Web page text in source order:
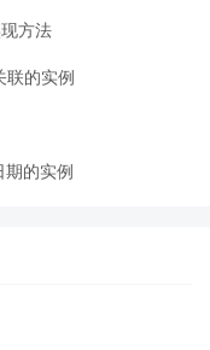
方法
联的实例
的实例